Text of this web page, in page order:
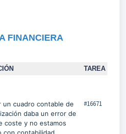
FINANCIERA
TAREA
un cuadro contable de
daba un error de
coste y no estamos
#16671